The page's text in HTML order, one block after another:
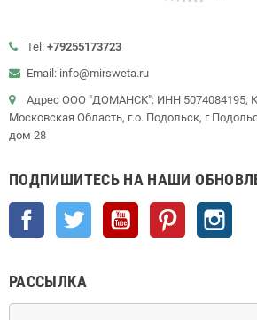
Tel: +79255173723
Email: info@mirsweta.ru
Адрес ООО "ДОМАНСК": ИНН 5074084195,
Московская Область, г.о. Подольск, г
дом 28
ПОДПИШИТЕСЬ НА НАШИ
Facebook Twitter YouTube Pinterest
РАССЫЛКА